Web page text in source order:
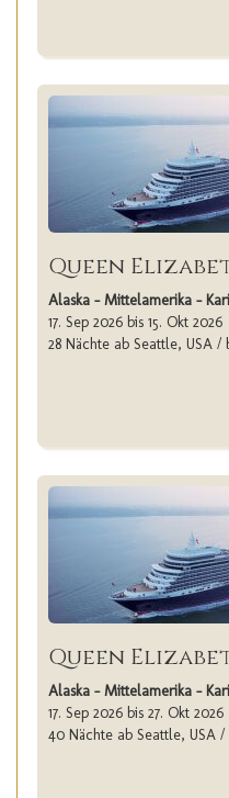
Queen
Alaska - Mittelamerika -
17. Sep 2026 bis 15. Okt 2026
28 Nächte ab Seattle, USA /
Queen
Alaska - Mittelamerika -
17. Sep 2026 bis 27. Okt 2026
40 Nächte ab Seattle, USA